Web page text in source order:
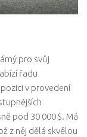
pro svůj
řadu
v provedení
pod 30 000 $. Má
z něj dělá skvělou